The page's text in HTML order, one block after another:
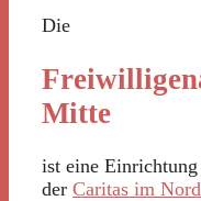
Die
Mitte
ist eine Einrichtung
der Caritas im